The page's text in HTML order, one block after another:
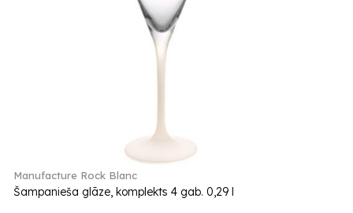
Manufacture Rock Blanc
Šampanieša glāze, komplekts 4 gab. 0,29 l